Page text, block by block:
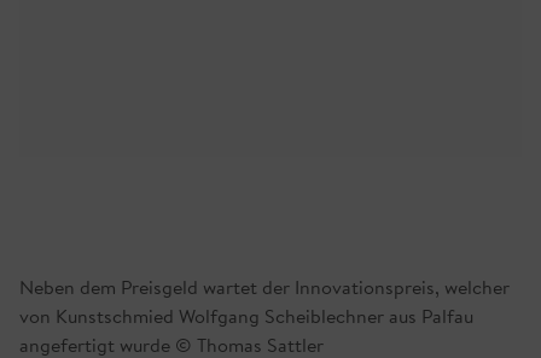
Neben dem Preisgeld wartet der Innovationspreis, welcher
von Kunstschmied Wolfgang Scheiblechner aus Palfau
angefertigt wurde © Thomas Sattler